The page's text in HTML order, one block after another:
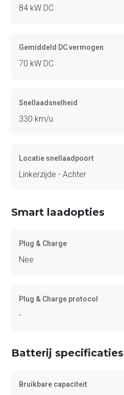
84 kW DC
Gemiddeld DC vermogen
70 kW DC
Snellaadsnelheid
330 km/u
Locatie snellaadpoort
Linkerzijde - Achter
Smart laadopties
Plug & Charge
Nee
Plug & Charge protocol
-
Batterij specificaties
Bruikbare capaciteit